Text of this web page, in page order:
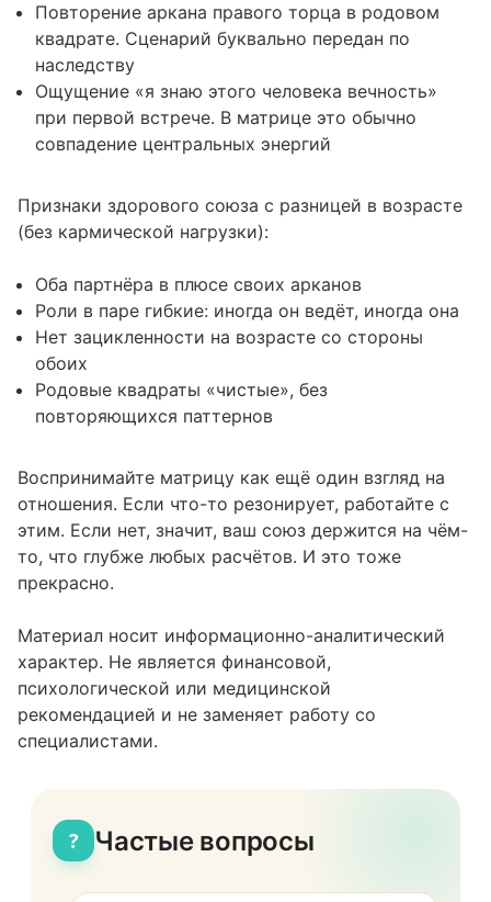
Повторение аркана правого торца в родовом
квадрате. Сценарий буквально передан по
наследству
Ощущение «я знаю этого человека вечность»
при первой встрече. В матрице это обычно
совпадение центральных энергий
Признаки здорового союза с разницей в возрасте
(без кармической нагрузки):
Оба партнёра в плюсе своих арканов
Роли в паре гибкие: иногда он ведёт, иногда она
Нет зацикленности на возрасте со стороны
обоих
Родовые квадраты «чистые», без
повторяющихся паттернов
Воспринимайте матрицу как ещё один взгляд на
отношения. Если что-то резонирует, работайте с
этим. Если нет, значит, ваш союз держится на чём-
то, что глубже любых расчётов. И это тоже
прекрасно.
Материал носит информационно-аналитический
характер. Не является финансовой,
психологической или медицинской
рекомендацией и не заменяет работу со
специалистами.
? Частые вопросы